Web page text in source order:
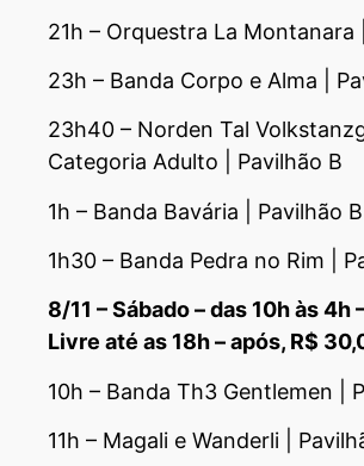
21h – Orquestra La Montanara
23h – Banda Corpo e Alma |
23h40 – Norden Tal
Categoria Adulto | Pavilhão B
1h – Banda Bavária | Pavilhão B
1h30 – Banda Pedra no Rim |
8/11 – Sábado – das 10h às 4h
Livre até as 18h – após, R$
10h – Banda Th3 Gentlemen |
11h – Magali e Wanderli |